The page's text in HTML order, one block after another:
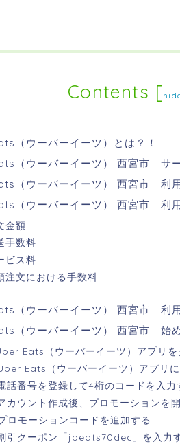
Contents [
（ウーバーイーツ）とは？！
（ウーバーイーツ） 西宮市｜サ
（ウーバーイーツ） 西宮市｜利
（ウーバーイーツ） 西宮市｜利
金額
手数料
ビス料
注文における手数料
（ウーバーイーツ） 西宮市｜利
（ウーバーイーツ） 西宮市｜始
Eats（ウーバーイーツ）アプリを
Eats（ウーバーイーツ）アプリ
話番号を登録して4桁のコードを入力
カウント作成後、プロモーションを開
ロモーションコードを追加する
引クーポン「jpeats70dec」を入力